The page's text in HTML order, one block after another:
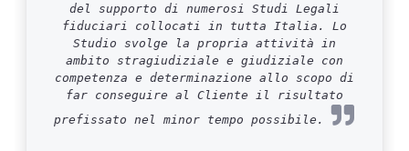
del supporto di numerosi Studi Legali
fiduciari collocati in tutta Italia. Lo
Studio svolge la propria attività in
ambito stragiudiziale e giudiziale con
competenza e determinazione allo scopo di
far conseguire al Cliente il risultato
prefissato nel minor tempo possibile.